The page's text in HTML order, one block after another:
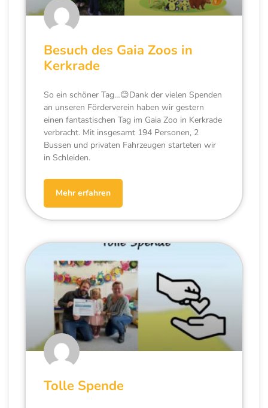
Besuch des Gaia Zoos in
Kerkrade
So ein schöner Tag…😊Dank der vielen Spenden
an unseren Förderverein haben wir gestern
einen fantastischen Tag im Gaia Zoo in Kerkrade
verbracht. Mit insgesamt 194 Personen, 2
Bussen und privaten Fahrzeugen starteten wir
in Schleiden.
Mehr erfahren
Tolle Spende